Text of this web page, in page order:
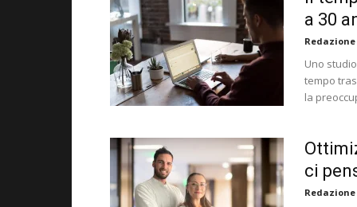
a 30
Uno
tempo
la
ci